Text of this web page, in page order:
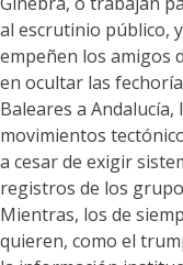
al escrutinio público,
empeñen los amigos
en ocultar las
Baleares a
movimientos
a cesar de exigir
registros de los
Mientras, los de
quieren, como el